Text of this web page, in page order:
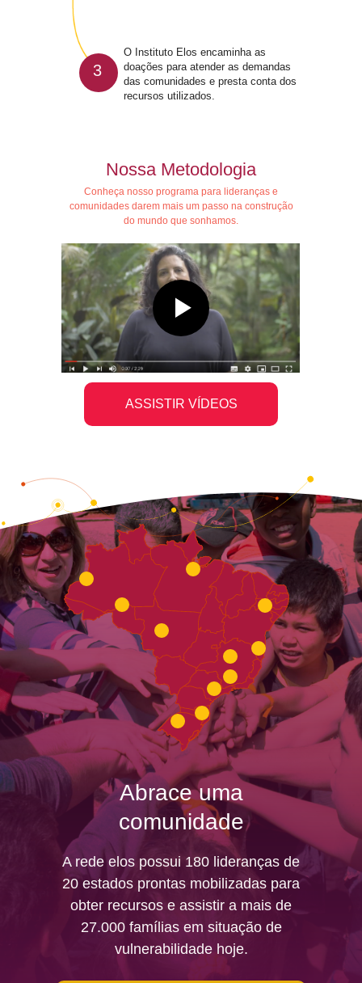
3
O Instituto Elos encaminha as
doações para atender as demandas
das comunidades e presta conta dos
recursos utilizados.
Conheça nosso programa para lideranças e
comunidades darem mais um passo na construção
do mundo que sonhamos.
Nossa Metodologia
ASSISTIR VÍDEOS
Abrace uma
comunidade
A rede elos possui 180 lideranças de
20 estados prontas mobilizadas para
obter recursos e assistir a mais de
27.000 famílias em situação de
vulnerabilidade hoje.